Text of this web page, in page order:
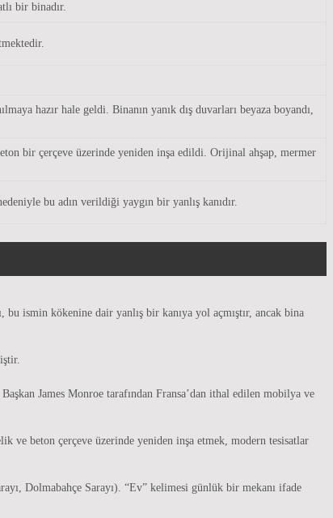
bir binadır.
hazır hale geldi. Binanın yanık dış duvarları beyaza boyandı,
bir çerçeve üzerinde yeniden inşa edildi. Orijinal ahşap, mermer
bu adın verildiği yaygın bir yanlış kanıdır.
bu ismin kökenine dair yanlış bir kanıya yol açmıştır, ancak bina
James Monroe tarafından Fransa’dan ithal edilen mobilya ve
ve beton çerçeve üzerinde yeniden inşa etmek, modern tesisatlar
Dolmabahçe Sarayı). “Ev” kelimesi günlük bir mekanı ifade